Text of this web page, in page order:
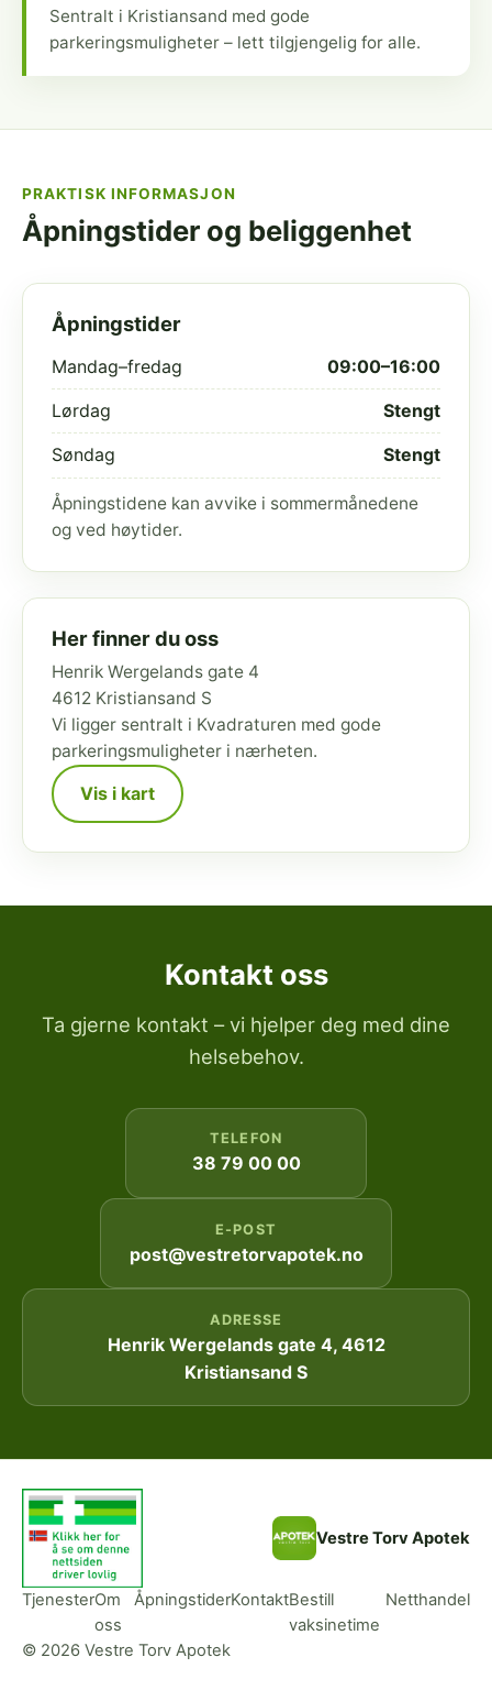
Sentralt i Kristiansand med gode
parkeringsmuligheter – lett tilgjengelig for alle.
PRAKTISK INFORMASJON
Åpningstider og beliggenhet
Åpningstider
Mandag–fredag 09:00–16:00
Lørdag Stengt
Søndag Stengt
Åpningstidene kan avvike i sommermånedene
og ved høytider.
Her finner du oss
Henrik Wergelands gate 4
4612 Kristiansand S
Vi ligger sentralt i Kvadraturen med gode
parkeringsmuligheter i nærheten.
Vis i kart
Kontakt oss
Ta gjerne kontakt – vi hjelper deg med dine
helsebehov.
TELEFON
38 79 00 00
E-POST
post@vestretorvapotek.no
ADRESSE
Henrik Wergelands gate 4, 4612
Kristiansand S
Vestre Torv Apotek
TjenesterOm
oss
ÅpningstiderKontaktBestill
vaksinetime
Netthandel
© 2026 Vestre Torv Apotek